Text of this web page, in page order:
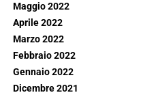
Maggio 2022
Aprile 2022
Marzo 2022
Febbraio 2022
Gennaio 2022
Dicembre 2021